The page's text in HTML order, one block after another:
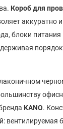
Короб для
аккуратно
блоки питания
порядок
KANO.
вентилируемая